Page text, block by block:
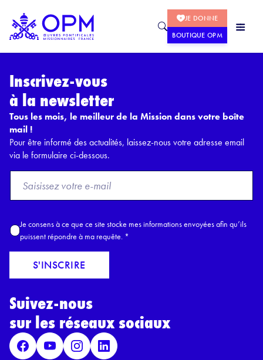
JE DONNE
BOUTIQUE OPM
Inscrivez-vous
à la newsletter
Tous les mois, le meilleur de la Mission dans votre boîte
mail !
Pour être informé des actualités, laissez-nous votre adresse email
via le formulaire ci-dessous.
o
E
a
l
A
c
c
r
R
P
D
*
Je consens à ce que ce site stocke mes informations envoyées afin qu’ils
puissent répondre à ma requête. *
S'INSCRIRE
Suivez-nous
sur les réseaux sociaux